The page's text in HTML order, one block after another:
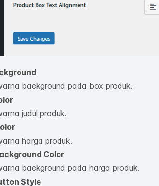
background pada box produk.
judul produk.
harga produk.
Color
background pada harga produk.
Style